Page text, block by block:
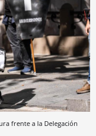
frente a la Delegación